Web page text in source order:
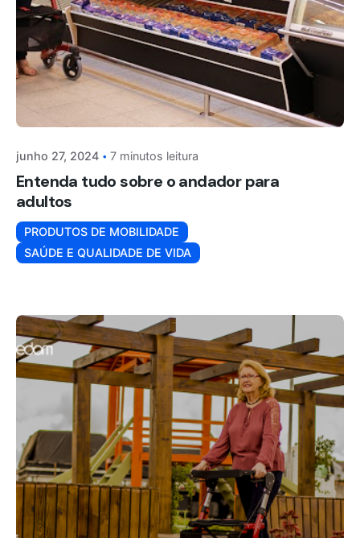
junho 27, 2024 7 minutos leitura
Entenda tudo sobre o andador para
adultos
PRODUTOS DE MOBILIDADE
SAÚDE E QUALIDADE DE VIDA